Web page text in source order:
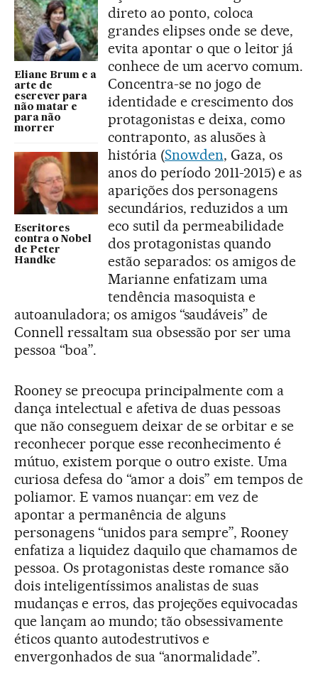
Eliane Brum e a
arte de
escrever para
não matar e
para não
morrer
Escritores
contra o Nobel
de Peter
Handke
direto ao ponto, coloca
grandes elipses onde se deve,
evita apontar o que o leitor já
conhece de um acervo comum.
Concentra-se no jogo de
identidade e crescimento dos
protagonistas e deixa, como
contraponto, as alusões à
história (Snowden, Gaza, os
anos do período 2011-2015) e as
aparições dos personagens
secundários, reduzidos a um
eco sutil da permeabilidade
dos protagonistas quando
estão separados: os amigos de
Marianne enfatizam uma
tendência masoquista e
autoanuladora; os amigos “saudáveis” de
Connell ressaltam sua obsessão por ser uma
pessoa “boa”.
Rooney se preocupa principalmente com a
dança intelectual e afetiva de duas pessoas
que não conseguem deixar de se orbitar e se
reconhecer porque esse reconhecimento é
mútuo, existem porque o outro existe. Uma
curiosa defesa do “amor a dois” em tempos de
poliamor. E vamos nuançar: em vez de
apontar a permanência de alguns
personagens “unidos para sempre”, Rooney
enfatiza a liquidez daquilo que chamamos de
pessoa. Os protagonistas deste romance são
dois inteligentíssimos analistas de suas
mudanças e erros, das projeções equivocadas
que lançam ao mundo; tão obsessivamente
éticos quanto autodestrutivos e
envergonhados de sua “anormalidade”.